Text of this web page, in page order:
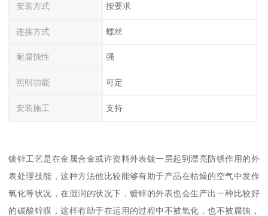
安装方式 按要求
连接方式 螺丝
耐腐蚀性 强
照明功能 可定
安装施工 支持
镀锌工艺是在金属合金或许资料外表镀一层起到漂亮防锈作用的外
表处理技能，这种方法他比较能够有助于产品在枯燥的空气中发作
氧化等状况，在湿润的状况下，镀锌的外表也会生产出一种比较好
的碳酸锌膜，这样有助于在运用的过程中不被氧化，也不被腐蚀，